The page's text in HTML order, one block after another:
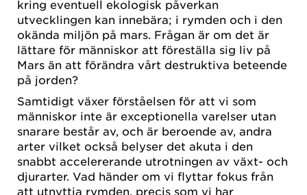
kring eventuell ekologisk påverkan
utvecklingen kan innebära; i rymden och i den
okända miljön på mars. Frågan är om det är
lättare för människor att föreställa sig liv på
Mars än att förändra vårt destruktiva beteende
på jorden?
Samtidigt växer förståelsen för att vi som
människor inte är exceptionella varelser utan
snarare består av, och är beroende av, andra
arter vilket också belyser det akuta i den
snabbt accelererande utrotningen av växt- och
djurarter. Vad händer om vi flyttar fokus från
att utnyttja rymden, precis som vi har